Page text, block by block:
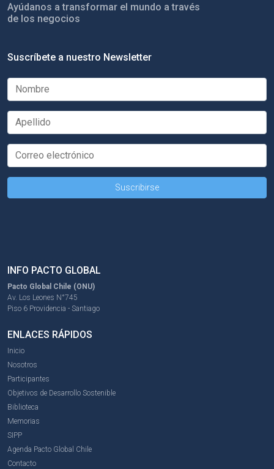
Ayúdanos a transformar el mundo a través
de los negocios
Suscríbete a nuestro Newsletter
INFO PACTO GLOBAL
Pacto Global Chile (ONU)
Av. Los Leones N°745
Piso 6 Providencia - Santiago
ENLACES RÁPIDOS
Inicio
Nosotros
Participantes
Objetivos de Desarrollo Sostenible
Biblioteca
Memorias
SIPP
Agenda Pacto Global Chile
Contacto